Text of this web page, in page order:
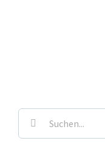
Suche
nach: